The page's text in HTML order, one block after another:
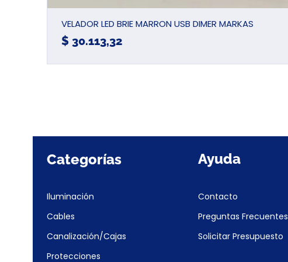
VELADOR LED BRIE MARRON USB DIMER MARKAS
Precio
$ 30.113,32
Categorías
Iluminación
Cables
Canalización/Cajas
Protecciones
Ayuda
Contacto
Preguntas Frecuentes
Solicitar Presupuesto